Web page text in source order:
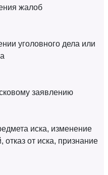
жалоб
уголовного дела или
заявлению
иска, изменение
от иска, признание